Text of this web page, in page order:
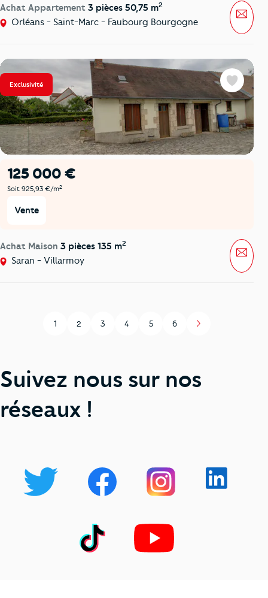
Achat Appartement 3 pièces 50,75 m2
Orléans - Saint-Marc - Faubourg Bourgogne
Exclusivité
125 000 €
Soit 925,93 €/m2
Vente
Achat Maison 3 pièces 135 m2
Saran - Villarmoy
Favoris
Page
1
Page
2
Page
3
Page
4
Page
5
Page
6
Suivez nous sur nos
réseaux !